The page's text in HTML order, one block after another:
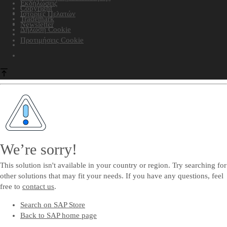
Εκδηλώσεις
Ιστορίες Πελατών
Newsletter
Copyright
Trademark
Δήλωση Cookie
Προτιμήσεις Cookie
We’re sorry!
This solution isn't available in your country or region. Try searching for
other solutions that may fit your needs. If you have any questions, feel
free to contact us.
Search on SAP Store
Back to SAP home page